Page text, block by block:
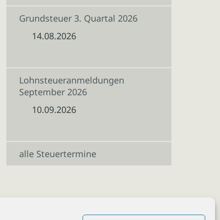
Grundsteuer 3. Quartal 2026
14.08.2026
Lohnsteueranmeldungen
September 2026
10.09.2026
alle Steuertermine